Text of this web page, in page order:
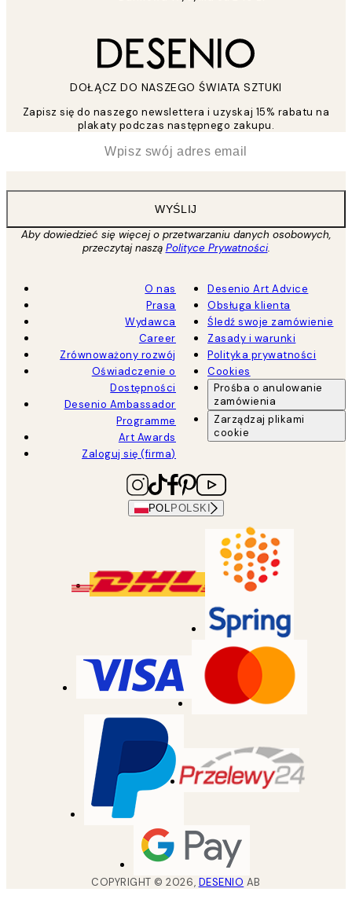
DOŁĄCZ DO NASZEGO ŚWIATA SZTUKI
Zapisz się do naszego newslettera i uzyskaj 15% rabatu na
plakaty podczas następnego zakupu.
WYŚLIJ
Aby dowiedzieć się więcej o przetwarzaniu danych osobowych,
przeczytaj naszą Polityce Prywatności.
O nas
Prasa
Wydawca
Career
Zrównoważony rozwój
Oświadczenie o
Dostępności
Desenio Ambassador
Programme
Art Awards
Zaloguj się (firma)
Desenio Art Advice
Obsługa klienta
Śledź swoje zamówienie
Zasady i warunki
Polityka prywatności
Cookies
Prośba o anulowanie
zamówienia
Zarządzaj plikami
cookie
POL POLSKI
COPYRIGHT ©2026, DESENIO AB